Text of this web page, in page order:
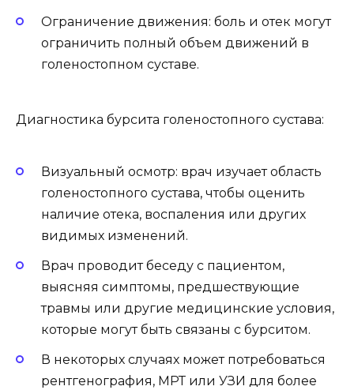
Ограничение движения: боль и отек могут
ограничить полный объем движений в
голеностопном суставе.
Диагностика бурсита голеностопного сустава:
Визуальный осмотр: врач изучает область
голеностопного сустава, чтобы оценить
наличие отека, воспаления или других
видимых изменений.
Врач проводит беседу с пациентом,
выясняя симптомы, предшествующие
травмы или другие медицинские условия,
которые могут быть связаны с бурситом.
В некоторых случаях может потребоваться
рентгенография, МРТ или УЗИ для более